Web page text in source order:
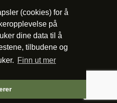
(cookies) for å
på
dine data til å
tilbudene og
Finn ut mer
oss:
plakatens regler for
Publishing AS. All Rights